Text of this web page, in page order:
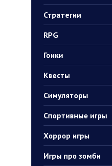
Стратегии
RPG
Гонки
Квесты
Симуляторы
Спортивные игры
Хоррор игры
Игры про зомби